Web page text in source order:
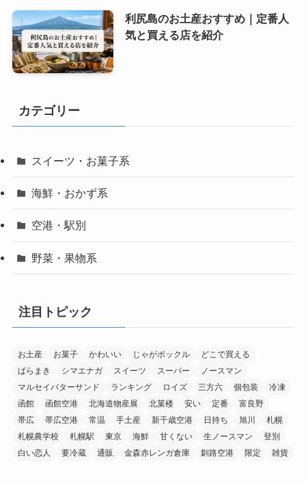
利尻島のお土産おすすめ｜定番人
気と買える店を紹介
カテゴリー
スイーツ・お菓子系
海鮮・おかず系
空港・駅別
野菜・果物系
注目トピック
お土産 お菓子 かわいい じゃがポックル
どこで買える
ばらまき
シマエナガ スイーツ スーパー
ノースマン
マルセイバターサンド
ランキング ロイズ 三方六 個包装
冷凍
函館
函館空港 北海道物産展 北菓楼 安い 定番
富良野
帯広
帯広空港 常温 手土産 新千歳空港 日持ち 旭川
札幌
札幌農学校
札幌駅 東京 海鮮 甘くない 生ノースマン
登別
白い恋人
要冷蔵 通販 金森赤レンガ倉庫 釧路空港 限定 雑貨